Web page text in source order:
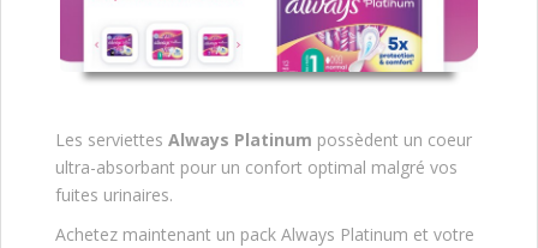
Les serviettes Always Platinum possèdent un coeur
ultra-absorbant pour un confort optimal malgré vos
fuites urinaires.
Achetez maintenant un pack Always Platinum et votre